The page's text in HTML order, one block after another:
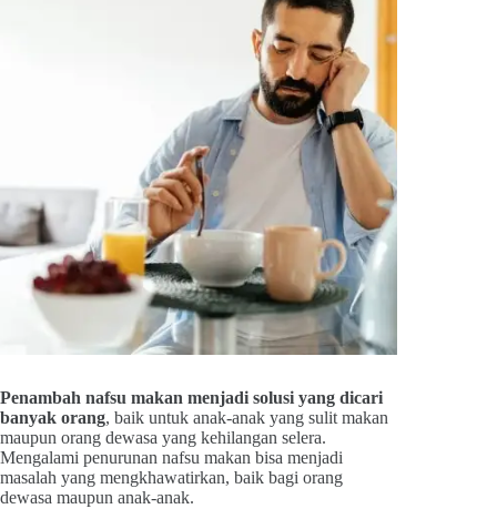
Penambah nafsu makan menjadi solusi yang dicari
banyak orang, baik untuk anak-anak yang sulit makan
maupun orang dewasa yang kehilangan selera.
Mengalami penurunan nafsu makan bisa menjadi
masalah yang mengkhawatirkan, baik bagi orang
dewasa maupun anak-anak.